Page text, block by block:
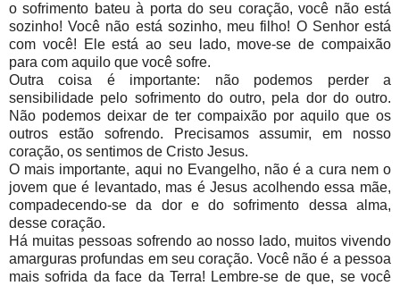
o sofrimento bateu à porta do seu coração, você não está
sozinho! Você não está sozinho, meu filho! O Senhor está
com você! Ele está ao seu lado, move-se de compaixão
para com aquilo que você sofre.
Outra coisa é importante: não podemos perder a
sensibilidade pelo sofrimento do outro, pela dor do outro.
Não podemos deixar de ter compaixão por aquilo que os
outros estão sofrendo. Precisamos assumir, em nosso
coração, os sentimos de Cristo Jesus.
O mais importante, aqui no Evangelho, não é a cura nem o
jovem que é levantado, mas é Jesus acolhendo essa mãe,
compadecendo-se da dor e do sofrimento dessa alma,
desse coração.
Há muitas pessoas sofrendo ao nosso lado, muitos vivendo
amarguras profundas em seu coração. Você não é a pessoa
mais sofrida da face da Terra! Lembre-se de que, se você